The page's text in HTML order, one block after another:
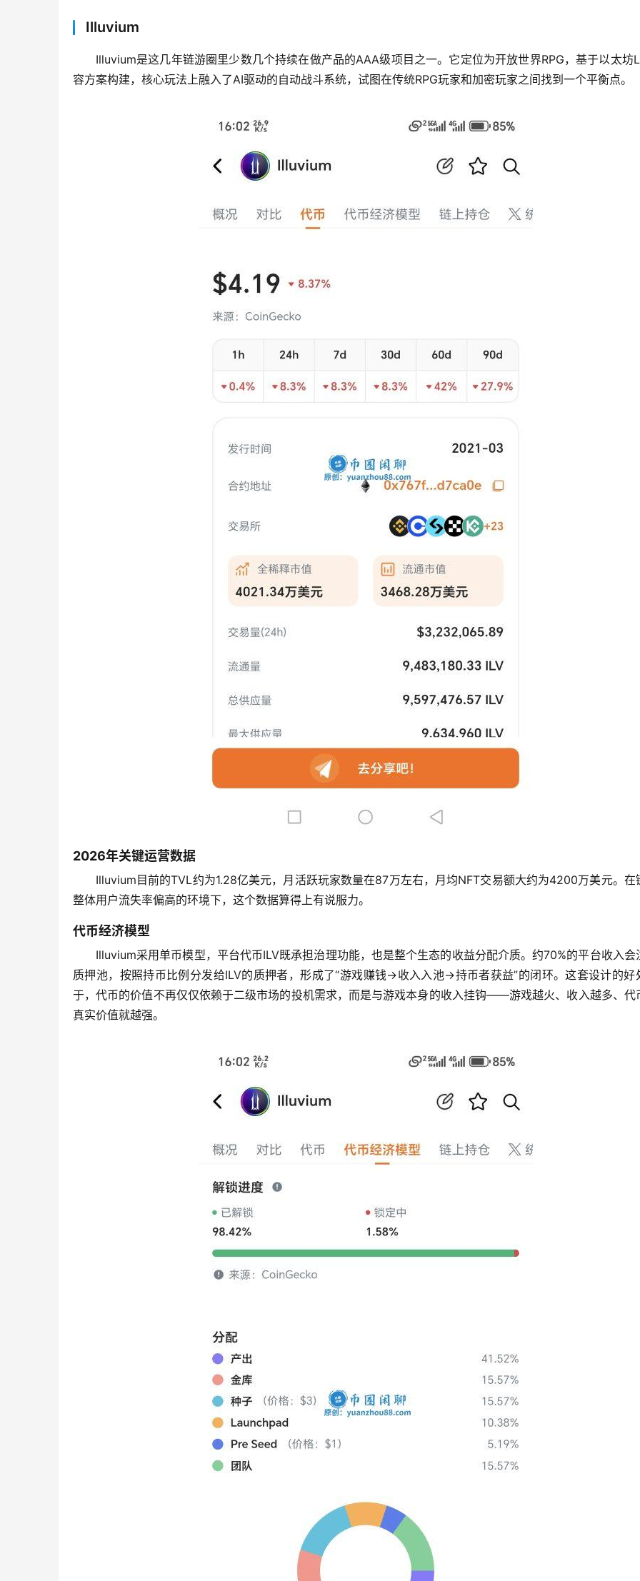
Illuvium
Illuvium是这几年链游圈里少数几个持续在做产品的AAA级项目之一。它定位为开放世界RPG，基于以太坊
容方案构建，核心玩法上融入了AI驱动的自动战斗系统，试图在传统RPG玩家和加密玩家之间找到一个平衡点。
2026年关键运营数据
Illuvium目前的TVL约为1.28亿美元，月活跃玩家数量在87万左右，月均NFT交易额大约为4200万美元。在
整体用户流失率偏高的环境下，这个数据算得上有说服力。
代币经济模型
Illuvium采用单币模型，平台代币ILV既承担治理功能，也是整个生态的收益分配介质。约70%的平台收入会
质押池，按照持币比例分发给ILV的质押者，形成了“游戏赚钱→收入入池→持币者获益”的闭环。这套设计的好
于，代币的价值不再仅仅依赖于二级市场的投机需求，而是与游戏本身的收入挂钩——游戏越火、收入越多、代
真实价值就越强。